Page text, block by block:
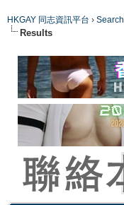
HKGAY 同志資訊平台 › Search
Results